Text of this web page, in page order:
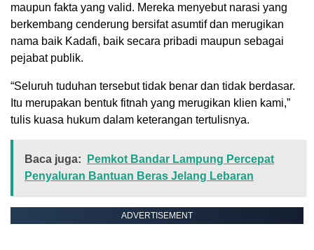
maupun fakta yang valid. Mereka menyebut narasi yang
berkembang cenderung bersifat asumtif dan merugikan
nama baik Kadafi, baik secara pribadi maupun sebagai
pejabat publik.
“Seluruh tuduhan tersebut tidak benar dan tidak berdasar.
Itu merupakan bentuk fitnah yang merugikan klien kami,”
tulis kuasa hukum dalam keterangan tertulisnya.
Baca juga:
Pemkot Bandar Lampung Percepat
Penyaluran Bantuan Beras Jelang Lebaran
ADVERTISEMENT